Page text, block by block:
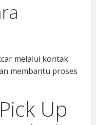
melalui kontak
membantu proses
Up